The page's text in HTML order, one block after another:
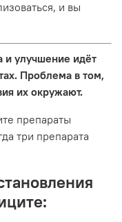
и вы
и улучшение идёт
Проблема в том,
их окружают.
препараты
три препарата